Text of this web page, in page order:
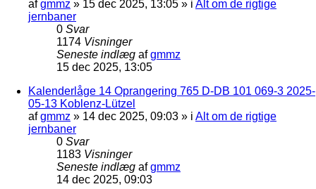
afgmmz » 15 dec 2025, 13:05 » i Alt om de rigtige
jernbaner
0 Svar
1174 Visninger
Seneste indlæg afgmmz
15 dec 2025, 13:05
Kalenderlåge 14 Oprangering 765 D-DB 101 069-3 2025-
05-13 Koblenz-Lützel
afgmmz » 14 dec 2025, 09:03 » i Alt om de rigtige
jernbaner
0 Svar
1183 Visninger
Seneste indlæg afgmmz
14 dec 2025, 09:03